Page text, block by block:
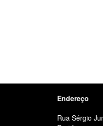
Endereço
Rua Sérgio